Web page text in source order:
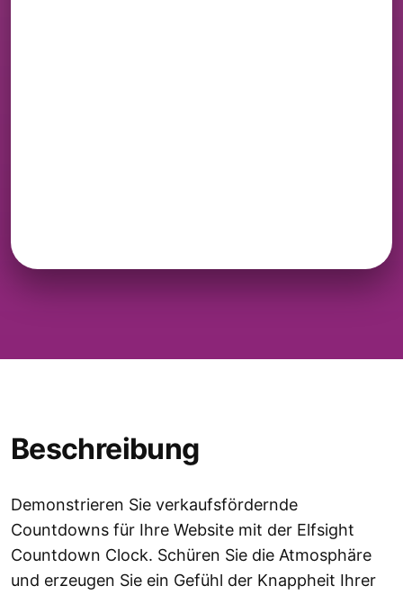
Beschreibung
Demonstrieren Sie verkaufsfördernde
Countdowns für Ihre Website mit der Elfsight
Countdown Clock. Schüren Sie die Atmosphäre
und erzeugen Sie ein Gefühl der Knappheit Ihrer